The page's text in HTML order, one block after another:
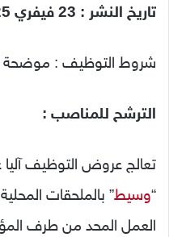
تاريخ النشر : 23 فيفري 2025
شروط التوظيف : موضحة
الترشح للمناصب :
تعالج عروض التوظيف
“وسيط” بالملحقات
العمل المحد من طرف